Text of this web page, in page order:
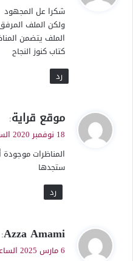
ل
شكرا عل المجهود
ولكن الملف
كتاب كنوز النجاح
رد
ي
ق
ل
موقع قراية:
18 نوفمبر 2020 الساعة 23 h 55 min
المناظرات
ستجدها
رد
ي
ق
Azza Amami
:
6 مارس 2025 الساعة 21 h 30 min